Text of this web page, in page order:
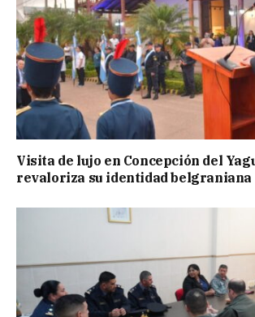
Visita de lujo en Concepción del
revaloriza su identidad belgraniana